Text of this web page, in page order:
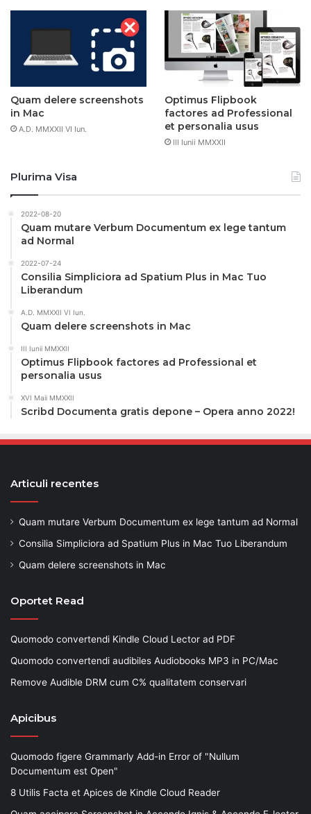
Quam delere screenshots
in Mac
A.D. MMXXII VI Iun.
Optimus Flipbook
factores ad Professional
et personalia usus
III Iunii MMXXII
Plurima Visa
2022-08-20
Quam mutare Verbum Documentum ex lege tantum
ad Normal
2022-07-24
Consilia Simpliciora ad Spatium Plus in Mac Tuo
Liberandum
A.D. MMXXII VI Iun.
Quam delere screenshots in Mac
III Iunii MMXXII
Optimus Flipbook factores ad Professional et
personalia usus
XVI Maii MMXXII
Scribd Documenta gratis depone – Opera anno 2022!
Articuli recentes
Quam mutare Verbum Documentum ex lege tantum ad Normal
Consilia Simpliciora ad Spatium Plus in Mac Tuo Liberandum
Quam delere screenshots in Mac
Oportet Read
Quomodo convertendi Kindle Cloud Lector ad PDF
Quomodo convertendi audibiles Audiobooks MP3 in PC/Mac
Remove Audible DRM cum C% qualitatem conservari
Apicibus
Quomodo figere Grammarly Add-in Error of "Nullum
Documentum est Open"
8 Utilis Facta et Apices de Kindle Cloud Reader